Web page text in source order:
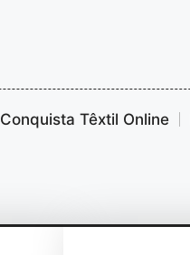
Conquista Têxtil Online